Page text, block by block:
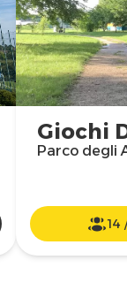
Giochi
Parco degli
14